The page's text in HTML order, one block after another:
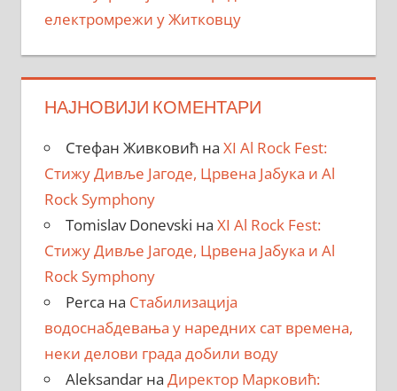
електромрежи у Житковцу
НАЈНОВИЈИ КОМЕНТАРИ
Стефан Живковић на XI Al Rock Fest:
Стижу Дивље Јагоде, Црвена Јабука и Al
Rock Symphony
Tomislav Donevski на XI Al Rock Fest:
Стижу Дивље Јагоде, Црвена Јабука и Al
Rock Symphony
Perca на Стабилизација
водоснабдевања у наредних сат времена,
неки делови града добили воду
Aleksandarна Директор Марковић: